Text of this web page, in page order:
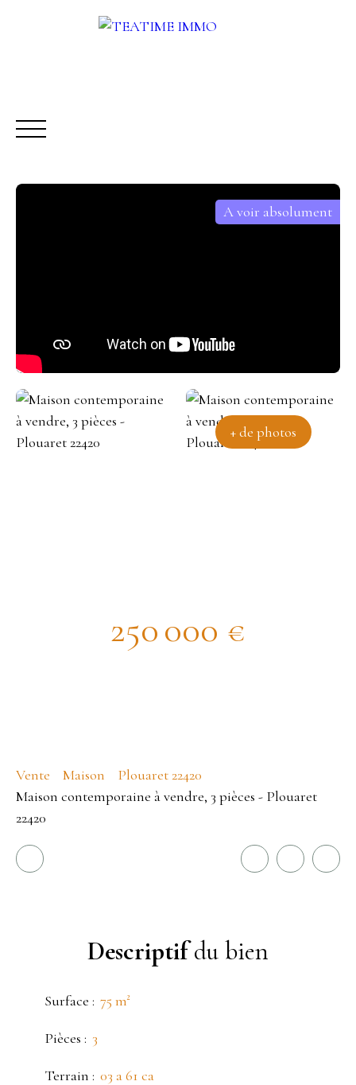
A voir absolument
+ de photos
250 000 €
Vente Maison
Plouaret 22420
Maison contemporaine à vendre, 3 pièces - Plouaret
22420
Descriptifdu bien
Surface : 75 m²
Pièces : 3
Terrain : 03 a 61 ca